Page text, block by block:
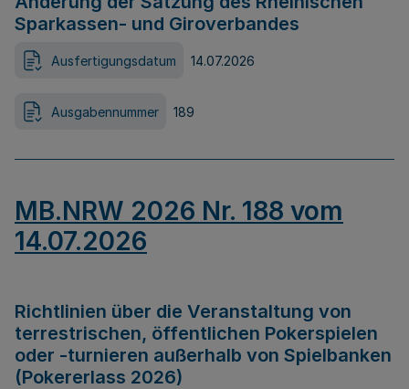
Sparkassen- und Giroverbandes
Ausfertigungsdatum 14.07.2026
Ausgabennummer 189
MB.NRW 2026 Nr. 188 vom
14.07.2026
Richtlinien über die Veranstaltung von
terrestrischen, öffentlichen Pokerspielen
oder -turnieren außerhalb von Spielbanken
(Pokererlass 2026)